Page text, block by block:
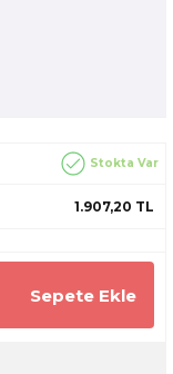
Stokta Var
1.907,20 TL
Sepete Ekle